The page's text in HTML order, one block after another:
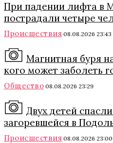
При падении лифта в
пострадали четыре
Происшествия 08.08.2026 23:43
Магнитная буря
кого может заболеть
Общество 08.08.2026 23:29
Двух детей
загоревшейся в
Происшествия 08.08.2026 23:00